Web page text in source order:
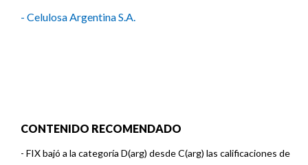
- Celulosa Argentina S.A.
CONTENIDO RECOMENDADO
- FIX bajó a la categoría D(arg) desde C(arg) las calificaciones de